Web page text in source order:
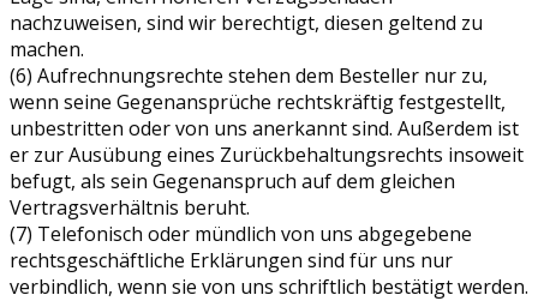
nachzuweisen, sind wir berechtigt, diesen geltend zu
machen.
(6) Aufrechnungsrechte stehen dem Besteller nur zu,
wenn seine Gegenansprüche rechtskräftig festgestellt,
unbestritten oder von uns anerkannt sind. Außerdem ist
er zur Ausübung eines Zurückbehaltungsrechts insoweit
befugt, als sein Gegenanspruch auf dem gleichen
Vertragsverhältnis beruht.
(7) Telefonisch oder mündlich von uns abgegebene
rechtsgeschäftliche Erklärungen sind für uns nur
verbindlich, wenn sie von uns schriftlich bestätigt werden.